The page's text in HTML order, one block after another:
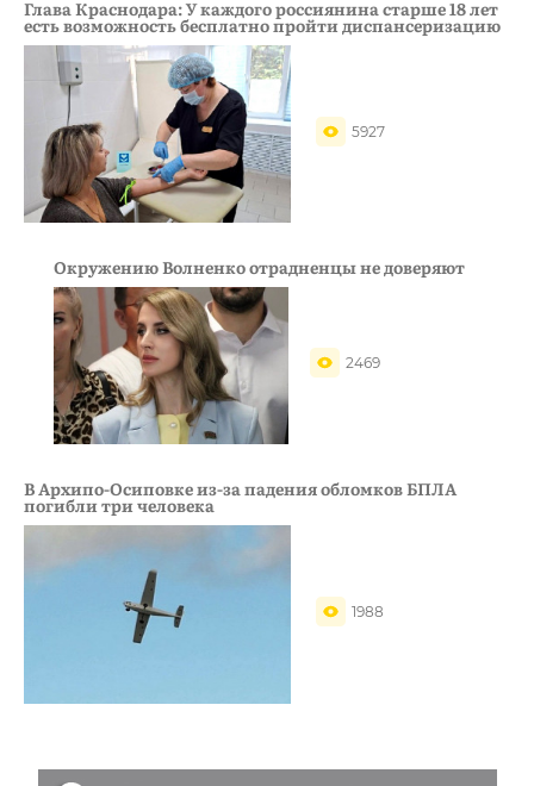
Глава Краснодара: У каждого россиянина старше 18 лет
есть возможность бесплатно пройти диспансеризацию
5927
Окружению Волненко отрадненцы не доверяют
2469
В Архипо-Осиповке из-за падения обломков БПЛА
погибли три человека
1988